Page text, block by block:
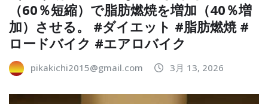
（60％短縮）で脂肪燃焼を増加（40％増
加）させる。 #ダイエット #脂肪燃焼 #
ロードバイク #エアロバイク
pikakichi2015@gmail.com 3月 13, 2026